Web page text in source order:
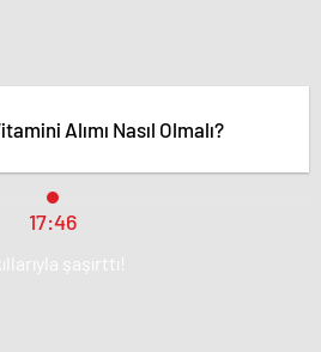
Alımı Nasıl Olmalı?
17:46